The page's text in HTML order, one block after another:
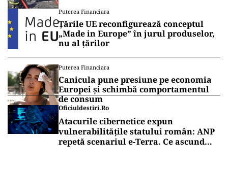
Puterea Financiara
Țările UE reconfigurează conceptul
„Made in Europe” în jurul produselor,
nu al țărilor
Puterea Financiara
Canicula pune presiune pe economia
Europei și schimbă comportamentul
de consum
Oficiuldestiri.ro
Atacurile cibernetice expun
vulnerabilitățile statului român: ANP
repetă scenariul e‑Terra. Ce ascund